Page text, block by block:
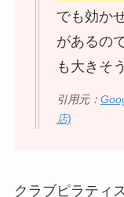
でも効か
があるの
も大きそ
引用元：
店)
クラブピラティ